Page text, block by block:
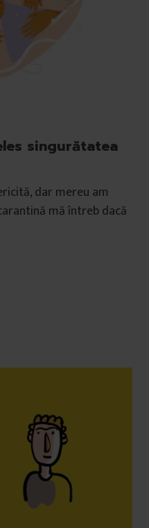
singurătatea
dar mereu am
mă întreb dacă